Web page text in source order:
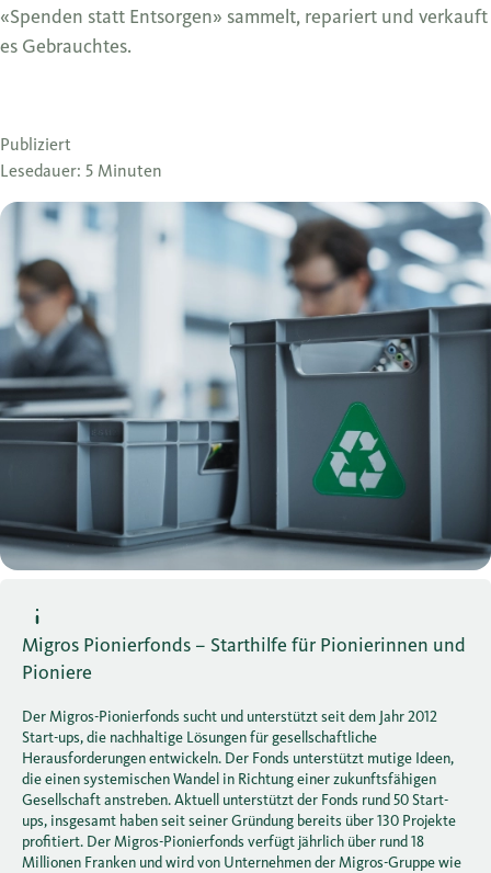
«Spenden statt Entsorgen» sammelt, repariert und verkauft
es Gebrauchtes.
Publiziert
Lesedauer: 5 Minuten
Migros Pionierfonds – Starthilfe für Pionierinnen und
Pioniere
Der Migros-Pionierfonds sucht und unterstützt seit dem Jahr 2012
Start-ups, die nachhaltige Lösungen für gesellschaftliche
Herausforderungen entwickeln. Der Fonds unterstützt mutige Ideen,
die einen systemischen Wandel in Richtung einer zukunftsfähigen
Gesellschaft anstreben. Aktuell unterstützt der Fonds rund 50 Start-
ups, insgesamt haben seit seiner Gründung bereits über 130 Projekte
profitiert. Der Migros-Pionierfonds verfügt jährlich über rund 18
Millionen Franken und wird von Unternehmen der Migros-Gruppe wie